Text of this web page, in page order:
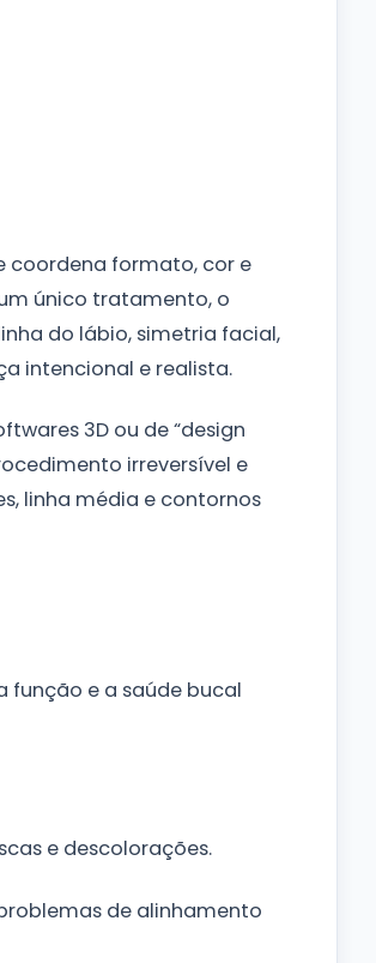
coordena formato, cor e
único tratamento, o
do lábio, simetria facial,
intencional e realista.
3D ou de “design
irreversível e
linha média e contornos
função e a saúde bucal
e descolorações.
de alinhamento